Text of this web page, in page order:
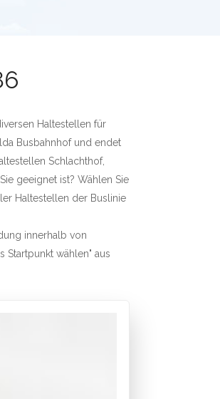
Haltestellen für
Busbahnhof und endet
Schlachthof,
geeignet ist? Wählen Sie
Haltestellen der Buslinie
innerhalb von
Startpunkt wählen" aus